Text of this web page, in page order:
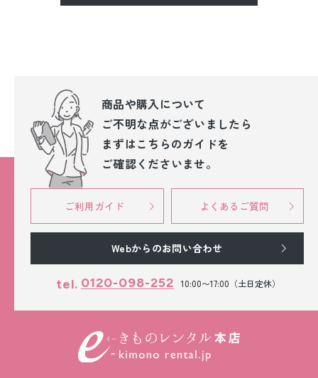
商品や購入について
ご不明な点がございましたら
まずはこちらのガイドを
ご確認くださいませ。
ご利用ガイド よくあるご質問
Webからのお問い合わせ
tel. 0120-098-252 10:00〜17:00（土日定休）